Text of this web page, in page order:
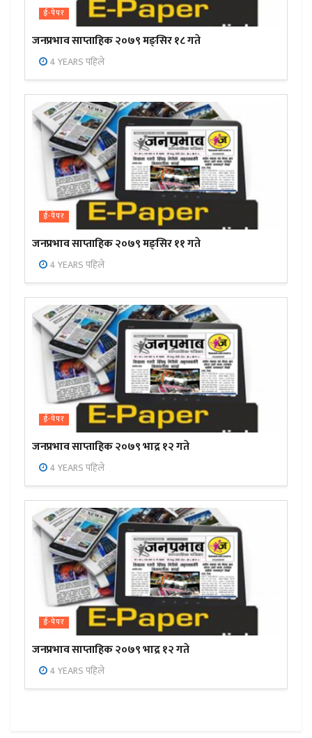
ई-पेपर
जनप्रभाव साप्ताहिक २०७९ मङ्सिर १८ गते
4 YEARS पहिले
ई-पेपर
जनप्रभाव साप्ताहिक २०७९ मङ्सिर ११ गते
4 YEARS पहिले
ई-पेपर
जनप्रभाव साप्ताहिक २०७९ भाद्र १२ गते
4 YEARS पहिले
ई-पेपर
जनप्रभाव साप्ताहिक २०७९ भाद्र १२ गते
4 YEARS पहिले